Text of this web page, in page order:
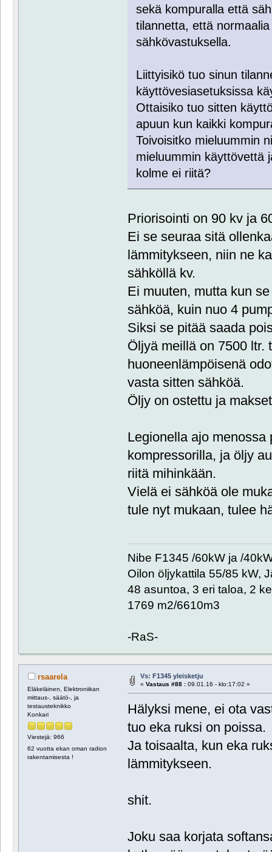
sekä kompuralla että
tilannetta, että
sähkövastuksella.
Liittyisikö tuo sinun
käyttövesiasetuksissa
Ottaisiko tuo sitten
apuun kun kaikki
Toivoisitko mieluummin
mieluummin käyttövettä
kolme ei riitä?
Priorisointi on 90 kv ja
Ei se seuraa sitä
lämmitykseen, niin ne
sähköllä kv.
Ei muuten, mutta kun
sähköä, kuin nuo 4
Siksi se pitää saada
Öljyä meillä on 7500 ltr.
huoneenlämpöisenä
vasta sitten sähköä.
Öljy on ostettu ja
Legionella ajo
kompressorilla, ja öljy
riitä mihinkään.
Vielä ei sähköä ole
tule nyt mukaan, tulee
Nibe F1345 /60kW ja /
Oilon öljykattila 55/85 kW,
48 asuntoa, 3 eri taloa, 2
1769 m2/6610m3
-RaS-
rsaarela
Eläkeläinen, Elektroniikan
mittaus-, säätö-, ja
testausteknikko
Konkari
Viestejä: 966
62 vuotta ekan oman radion
rakentamisesta !
Vs: F1345 yleisketju
« Vastaus #88 :09.01.16 - klo:17:02 »
Hälyksi mene, ei ota
tuo eka ruksi on poissa.
Ja toisaalta, kun eka
lämmitykseen.
shit.
Joku saa korjata